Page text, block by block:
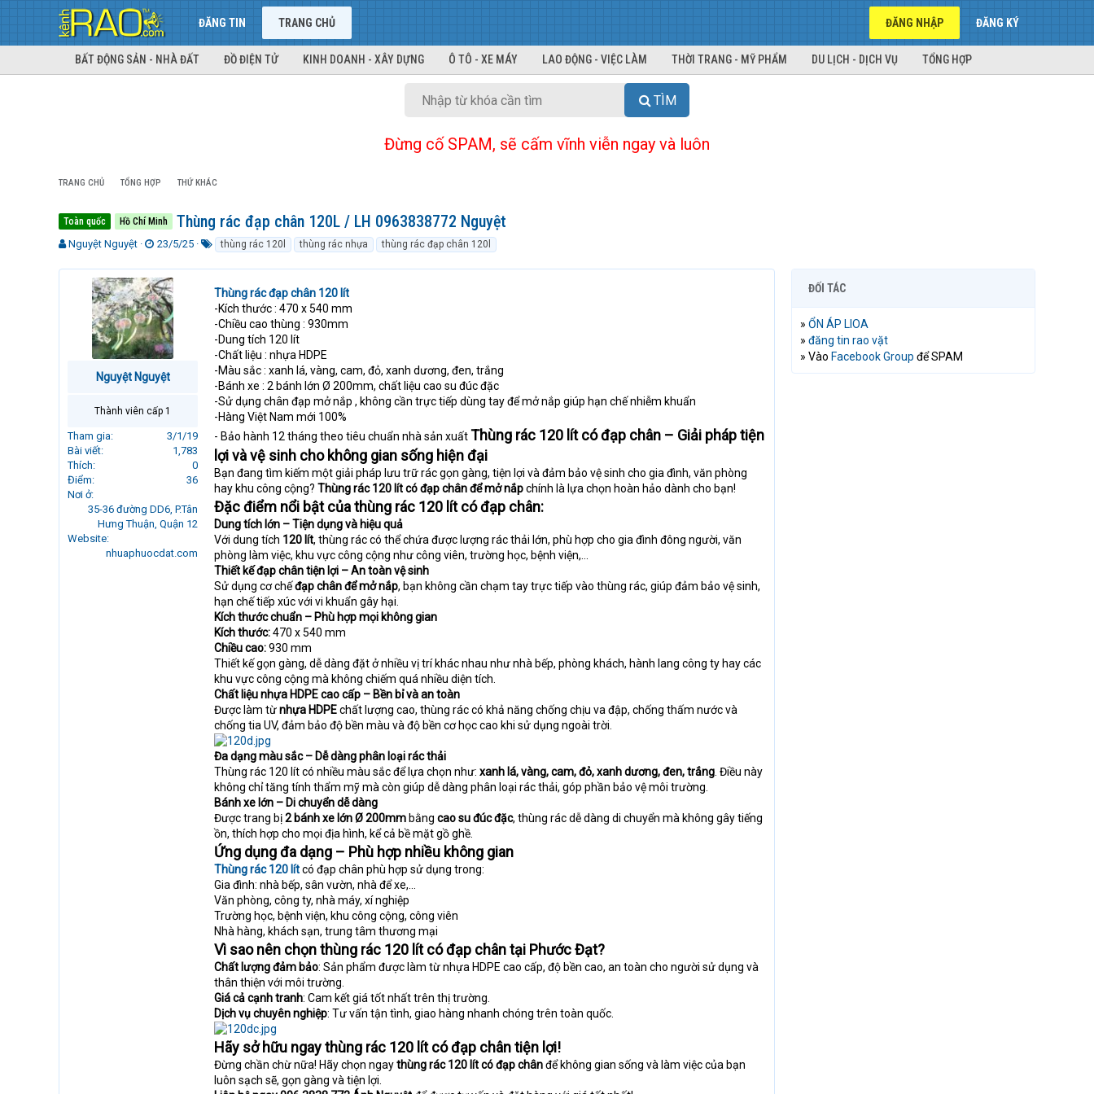
ĐĂNG TIN TRANG CHỦ ĐĂNG NHẬP ĐĂNG KÝ
BẤT ĐỘNG SẢN - NHÀ ĐẤT ĐỒ ĐIỆN TỬ KINH DOANH - XÂY DỰNG Ô TÔ - XE MÁY LAO ĐỘNG - VIỆC LÀM THỜI TRANG - MỸ PHẨM DU LỊCH - DỊCH VỤ TỔNG HỢP
TÌM
Đừng cố SPAM, sẽ cấm vĩnh viễn ngay và luôn
TRANG CHỦ TỔNG HỢP THỨ KHÁC
Toàn quốc Hồ Chí Minh Thùng rác đạp chân 120L / LH 0963838772 Nguyệt
T
r
Nguyệt Nguyệt
N
à
y
g
ử
i
23/5/25
k
h
ó
a
thùng rác 120l thùng rác nhựa thùng rác đạp chân 120l
Nguyệt Nguyệt
Thành viên cấp 1
Tham gia
3/1/19
Bài viết
1,783
Thích
0
Điểm
36
Nơi ở
35-36 đường DD6, P.Tân
Hưng Thuận, Quận 12
Website
nhuaphuocdat.com
Thùng rác đạp chân 120 lít
-Kích thước : 470 x 540 mm
-Chiều cao thùng : 930mm
-Dung tích 120 lít
-Chất liệu : nhựa HDPE
-Màu sắc : xanh lá, vàng, cam, đỏ, xanh dương, đen, trắng
-Bánh xe : 2 bánh lớn Ø 200mm, chất liệu cao su đúc đặc
-Sử dụng chân đạp mở nắp , không cần trực tiếp dùng tay để mở nắp giúp hạn chế nhiễm khuẩn
-Hàng Việt Nam mới 100%
- Bảo hành 12 tháng theo tiêu chuẩn nhà sản xuấtThùng rác 120 lít có đạp chân – Giải pháp tiện
lợi và vệ sinh cho không gian sống hiện đại
Bạn đang tìm kiếm một giải pháp lưu trữ rác gọn gàng, tiện lợi và đảm bảo vệ sinh cho gia đình, văn phòng
hay khu công cộng? Thùng rác 120 lít có đạp chân để mở nắpchính là lựa chọn hoàn hảo dành cho bạn!
Đặc điểm nổi bật của thùng rác 120 lít có đạp chân:
Dung tích lớn – Tiện dụng và hiệu quả
Với dung tích 120 lít, thùng rác có thể chứa được lượng rác thải lớn, phù hợp cho gia đình đông người, văn
phòng làm việc, khu vực công cộng như công viên, trường học, bệnh viện,...
Thiết kế đạp chân tiện lợi – An toàn vệ sinh
Sử dụng cơ chếđạp chân để mở nắp, bạn không cần chạm tay trực tiếp vào thùng rác, giúp đảm bảo vệ sinh,
hạn chế tiếp xúc với vi khuẩn gây hại.
Kích thước chuẩn – Phù hợp mọi không gian
Kích thước:470 x 540 mm
Chiều cao:930 mm
Thiết kế gọn gàng, dễ dàng đặt ở nhiều vị trí khác nhau như nhà bếp, phòng khách, hành lang công ty hay các
khu vực công cộng mà không chiếm quá nhiều diện tích.
Chất liệu nhựa HDPE cao cấp – Bền bỉ và an toàn
Được làm từnhựa HDPEchất lượng cao, thùng rác có khả năng chống chịu va đập, chống thấm nước và
chống tia UV, đảm bảo độ bền màu và độ bền cơ học cao khi sử dụng ngoài trời.
Đa dạng màu sắc – Dễ dàng phân loại rác thải
Thùng rác 120 lít có nhiều màu sắc để lựa chọn như: xanh lá, vàng, cam, đỏ, xanh dương, đen, trắng . Điều này
không chỉ tăng tính thẩm mỹ mà còn giúp dễ dàng phân loại rác thải, góp phần bảo vệ môi trường.
Bánh xe lớn – Di chuyển dễ dàng
Được trang bị2 bánh xe lớn Ø 200mm bằng cao su đúc đặc, thùng rác dễ dàng di chuyển mà không gây tiếng
ồn, thích hợp cho mọi địa hình, kể cả bề mặt gồ ghề.
Ứng dụng đa dạng – Phù hợp nhiều không gian
Thùng rác 120 lítcó đạp chân phù hợp sử dụng trong:
Gia đình: nhà bếp, sân vườn, nhà để xe,...
Văn phòng, công ty, nhà máy, xí nghiệp
Trường học, bệnh viện, khu công cộng, công viên
Nhà hàng, khách sạn, trung tâm thương mại
Vì sao nên chọn thùng rác 120 lít có đạp chân tại Phước Đạt?
Chất lượng đảm bảo: Sản phẩm được làm từ nhựa HDPE cao cấp, độ bền cao, an toàn cho người sử dụng và
thân thiện với môi trường.
Giá cả cạnh tranh: Cam kết giá tốt nhất trên thị trường.
Dịch vụ chuyên nghiệp: Tư vấn tận tình, giao hàng nhanh chóng trên toàn quốc.
Hãy sở hữu ngay thùng rác 120 lít có đạp chân tiện lợi!
Đừng chần chừ nữa! Hãy chọn ngaythùng rác 120 lít có đạp chânđể không gian sống và làm việc của bạn
luôn sạch sẽ, gọn gàng và tiện lợi.
ĐỐI TÁC
» ỔN ÁP LIOA
» đăng tin rao vặt
» Vào Facebook Group để SPAM